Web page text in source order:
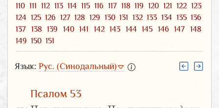
110 111 112 113 114 115 116 117 118 119 120 121 122 123
124 125 126 127 128 129 130 131 132 133 134 135 136
137
138 139 140 141 142 143 144 145 146 147
148
149 150 151
Язык: Рус. (Синодальный)
Псалом 53